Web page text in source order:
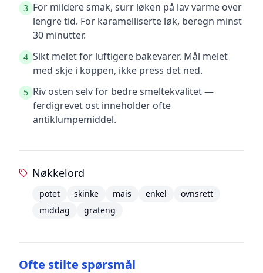
3 For mildere smak, surr løken på lav varme over
lengre tid. For karamelliserte løk, beregn minst
30 minutter.
4 Sikt melet for luftigere bakevarer. Mål melet
med skje i koppen, ikke press det ned.
5 Riv osten selv for bedre smeltekvalitet —
ferdigrevet ost inneholder ofte
antiklumpemiddel.
Nøkkelord
potet skinke mais enkel
ovnsrett
middag
grateng
Ofte stilte spørsmål